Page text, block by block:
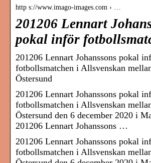
http s://www.imago-images.com › …
201206 Lennart
pokal inför
201206 Lennart Johanssons pokal
fotbollsmatchen i Allsvenskan
Östersund
201206 Lennart Johanssons pokal
fotbollsmatchen i Allsvenskan
Östersund den 6 december 2020 i
201206 Lennart Johanssons …
201206 Lennart Johanssons pokal
fotbollsmatchen i Allsvenskan